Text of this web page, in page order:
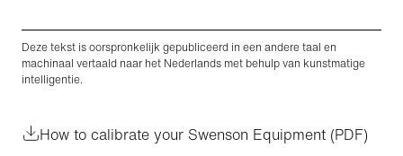
Deze tekst is oorspronkelijk gepubliceerd in een andere taal en
machinaal vertaald naar het Nederlands met behulp van kunstmatige
intelligentie.
How to calibrate your Swenson Equipment (PDF)